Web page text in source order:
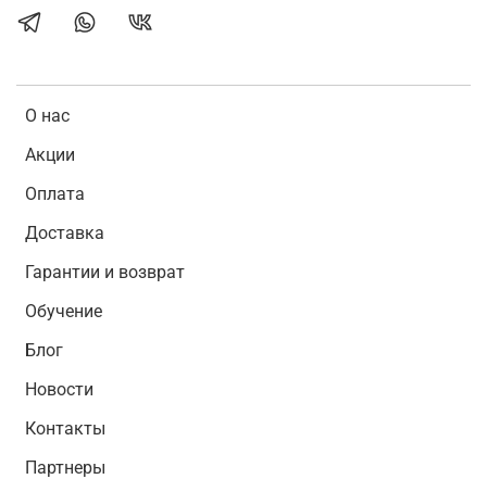
О нас
Акции
Оплата
Доставка
Гарантии и возврат
Обучение
Блог
Новости
Контакты
Партнеры